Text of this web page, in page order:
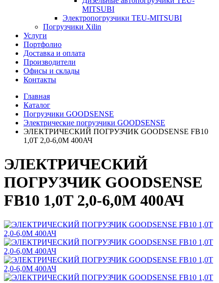
MITSUBI
Электропогрузчики TEU-MITSUBI
Погрузчики Xilin
Услуги
Портфолио
Доставка и оплата
Производители
Офисы и склады
Контакты
Главная
Каталог
Погрузчики GOODSENSE
Электрические погрузчики GOODSENSE
ЭЛЕКТРИЧЕСКИЙ ПОГРУЗЧИК GOODSENSE FB10
1,0Т 2,0-6,0М 400АЧ
ЭЛЕКТРИЧЕСКИЙ
ПОГРУЗЧИК GOODSENSE
FB10 1,0Т 2,0-6,0М 400АЧ